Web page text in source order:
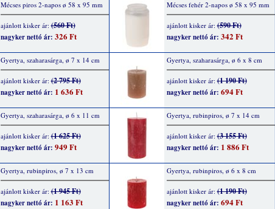
Mécses piros 2-napos ø 58 x 95 mm
ajánlott kisker ár:(560 Ft)
nagyker nettó ár: 326 Ft
Mécses fehér 2-napos ø 58 x 95 mm
ajánlott kisker ár:(590 Ft)
nagyker nettó ár: 342 Ft
Gyertya, szaharasárga, ø 7 x 14 cm
ajánlott kisker ár:(2 795 Ft)
nagyker nettó ár: 1 636 Ft
Gyertya, szaharasárga, ø 6 x 8 cm
ajánlott kisker ár:(1 190 Ft)
nagyker nettó ár: 694 Ft
Gyertya, szaharasárga, ø 6 x 11 cm
ajánlott kisker ár:(1 625 Ft)
nagyker nettó ár: 949 Ft
Gyertya, rubinpiros, ø 7 x 14 cm
ajánlott kisker ár:(3 155 Ft)
nagyker nettó ár: 1 886 Ft
Gyertya, rubinpiros, ø 7 x 13 cm
ajánlott kisker ár:(1 945 Ft)
nagyker nettó ár: 1 163 Ft
Gyertya, rubinpiros, ø 6 x 8 cm
ajánlott kisker ár:(1 190 Ft)
nagyker nettó ár: 694 Ft